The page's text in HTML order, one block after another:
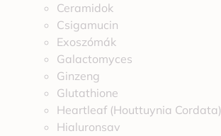
Ceramidok
Csigamucin
Exoszómák
Galactomyces
Ginzeng
Glutathione
Heartleaf (Houttuynia Cordata)
Hialuronsav